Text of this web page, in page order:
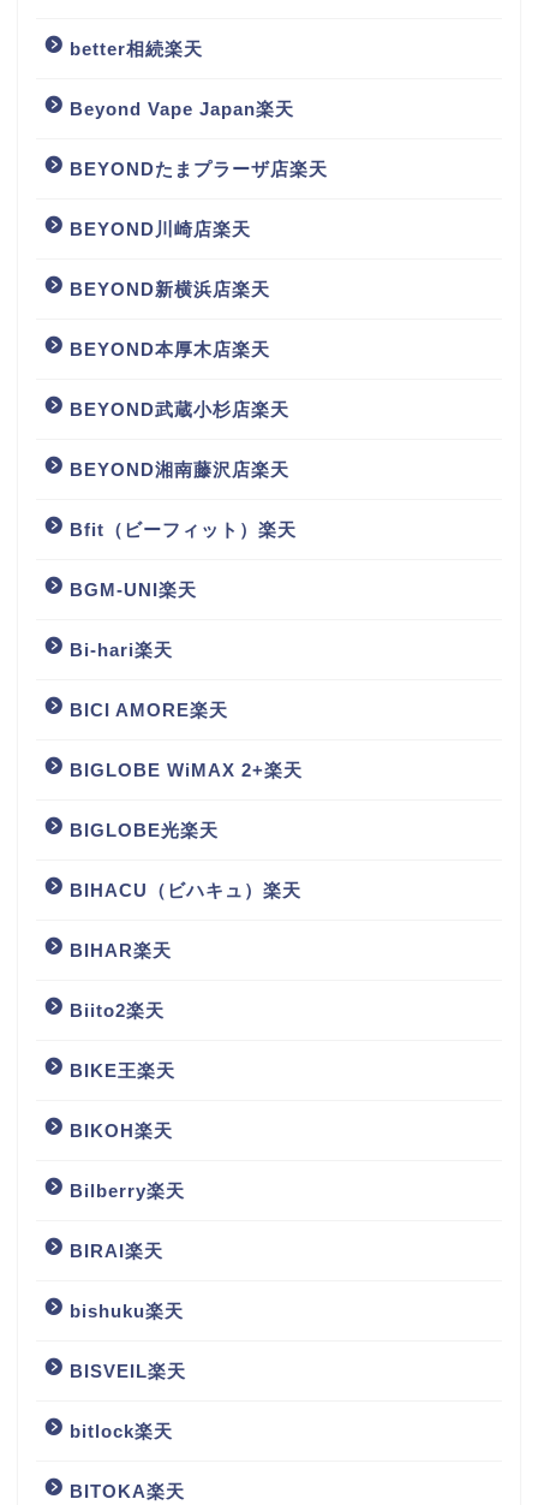
better相続楽天
Beyond Vape Japan楽天
BEYONDたまプラーザ店楽天
BEYOND川崎店楽天
BEYOND新横浜店楽天
BEYOND本厚木店楽天
BEYOND武蔵小杉店楽天
BEYOND湘南藤沢店楽天
Bfit（ビーフィット）楽天
BGM‐UNI楽天
Bi-hari楽天
BICI AMORE楽天
BIGLOBE WiMAX 2+楽天
BIGLOBE光楽天
BIHACU（ビハキュ）楽天
BIHAR楽天
Biito2楽天
BIKE王楽天
BIKOH楽天
Bilberry楽天
BIRAI楽天
bishuku楽天
BISVEIL楽天
bitlock楽天
BITOKA楽天